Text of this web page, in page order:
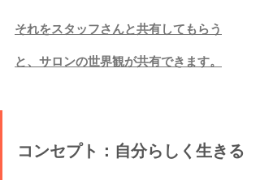
それをスタッフさんと共有してもらう
と、サロンの世界観が共有できます。
コンセプト：自分らしく生きる